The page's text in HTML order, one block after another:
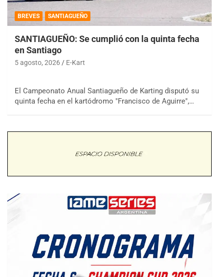
BREVES SANTIAGUEÑO
SANTIAGUEÑO: Se cumplió con la quinta fecha
en Santiago
5 agosto, 2026 E-Kart
El Campeonato Anual Santiagueño de Karting disputó su
quinta fecha en el kartódromo "Francisco de Aguirre",…